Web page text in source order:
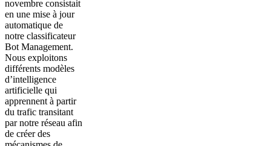
novembre consistait
en une mise à jour
automatique de
notre classificateur
Bot Management.
Nous exploitons
différents modèles
d’intelligence
artificielle qui
apprennent à partir
du trafic transitant
par notre réseau afin
de créer des